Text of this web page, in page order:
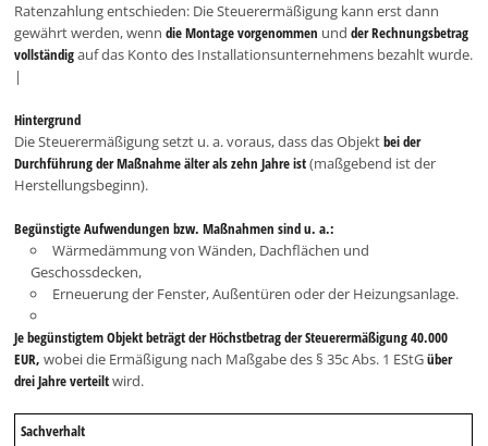
Ratenzahlung entschieden: Die Steuerermäßigung kann erst dann
gewährt werden, wenndie Montage vorgenommen undder Rechnungsbetrag
vollständigauf das Konto des Installationsunternehmens bezahlt wurde.
|
Hintergrund
Die Steuerermäßigung setzt u. a. voraus, dass das Objektbei der
Durchführung der Maßnahme älter als zehn Jahre ist(maßgebend ist der
Herstellungsbeginn).
Begünstigte Aufwendungen bzw. Maßnahmen sind u. a.:
Wärmedämmung von Wänden, Dachflächen und
Geschossdecken,
Erneuerung der Fenster, Außentüren oder der Heizungsanlage.
Je begünstigtem Objekt beträgt der Höchstbetrag der Steuerermäßigung 40.000
EUR, wobei die Ermäßigung nach Maßgabe des § 35c Abs. 1 EStGüber
drei Jahre verteiltwird.
Sachverhalt